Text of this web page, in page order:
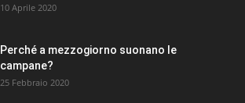
10 Aprile 2020
Perché a mezzogiorno suonano le
campane?
25 Febbraio 2020